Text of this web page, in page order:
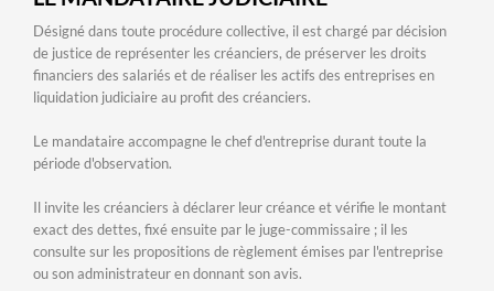
Désigné dans toute procédure collective, il est chargé par décision
de justice de représenter les créanciers, de préserver les droits
financiers des salariés et de réaliser les actifs des entreprises en
liquidation judiciaire au profit des créanciers.
Le mandataire accompagne le chef d'entreprise durant toute la
période d'observation.
Il invite les créanciers à déclarer leur créance et vérifie le montant
exact des dettes, fixé ensuite par le juge-commissaire ; il les
consulte sur les propositions de règlement émises par l'entreprise
ou son administrateur en donnant son avis.